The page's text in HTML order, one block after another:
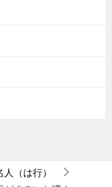
（は行）